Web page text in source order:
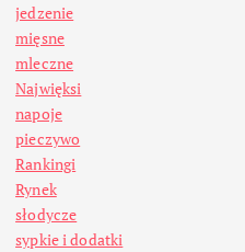
jedzenie
mięsne
mleczne
Najwięksi
napoje
pieczywo
Rankingi
Rynek
słodycze
sypkie i dodatki